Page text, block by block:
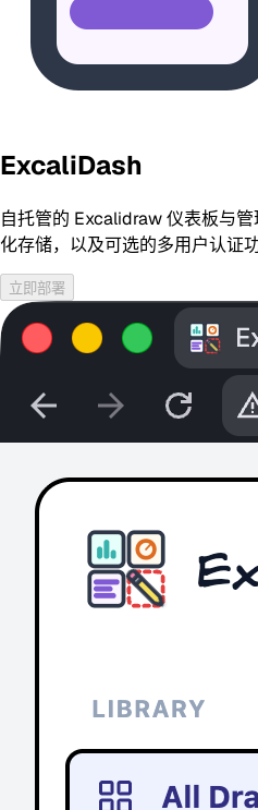
ExcaliDash
自托管的 Excalidraw 仪表板与
化存储，以及可选的多用户认证功
立即部署